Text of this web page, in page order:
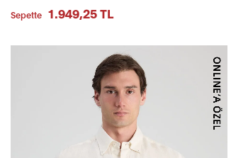
Sepette 1.949,25 TL